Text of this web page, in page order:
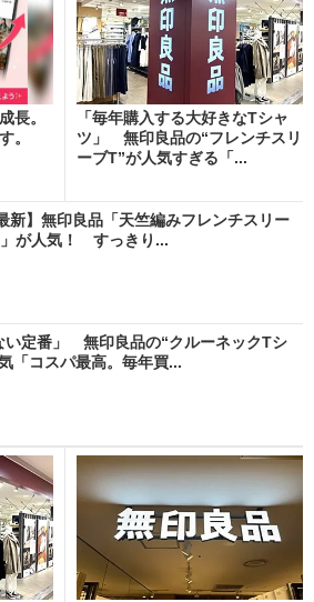
長。
。
「毎年購入する大好きなTシャ
ツ」 無印良品の“フレンチスリ
ーブT”が人気すぎる「...
新】無印良品「天竺編みフレンチスリー
が人気！ すっきり...
い定番」 無印良品の“クルーネックTシ
「コスパ最高。毎年買...